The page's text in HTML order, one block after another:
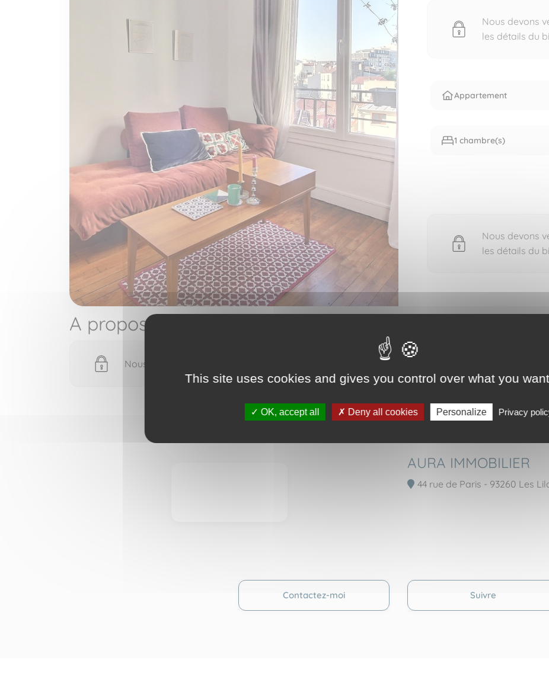
Nous devons
les détails du
Appartement
1 chambre(s)
Nous devons
les détails du
A propos de
Nous devons vérifier votre email pour voir les détails du bien vendu
AURA IMMOBILIER
44 rue de Paris - 93260 Les
Contactez-moi Suivre
This site uses cookies and gives you control over what you
OK, accept all Deny all cookies Personalize Privacy